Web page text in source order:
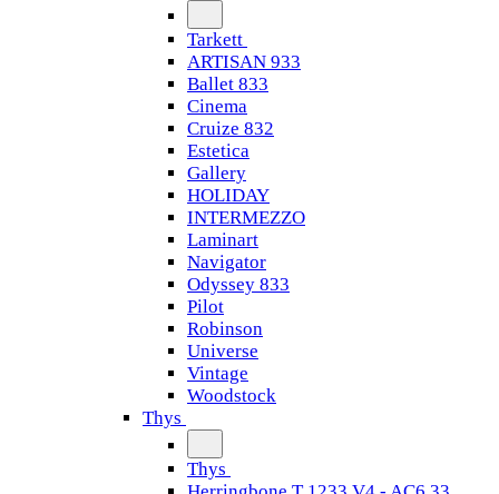
Tarkett
ARTISAN 933
Ballet 833
Cinema
Cruize 832
Estetica
Gallery
HOLIDAY
INTERMEZZO
Laminart
Navigator
Odyssey 833
Pilot
Robinson
Universe
Vintage
Woodstock
Thys
Thys